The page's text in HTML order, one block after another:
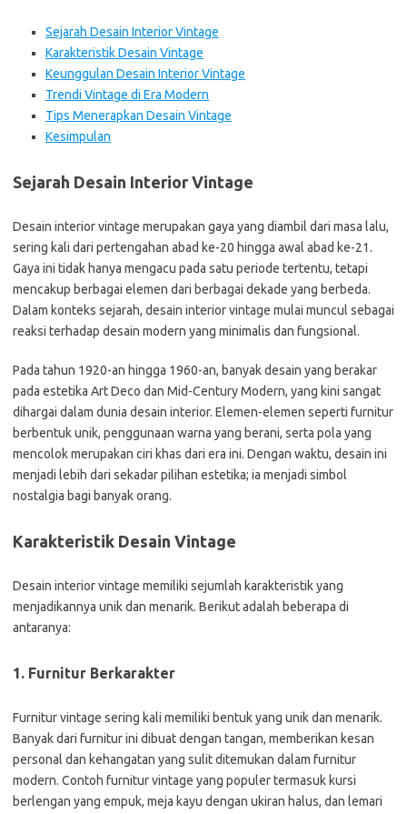
Sejarah Desain Interior Vintage
Karakteristik Desain Vintage
Keunggulan Desain Interior Vintage
Trendi Vintage di Era Modern
Tips Menerapkan Desain Vintage
Kesimpulan
Sejarah Desain Interior Vintage
Desain interior vintage merupakan gaya yang diambil dari masa lalu,
sering kali dari pertengahan abad ke-20 hingga awal abad ke-21.
Gaya ini tidak hanya mengacu pada satu periode tertentu, tetapi
mencakup berbagai elemen dari berbagai dekade yang berbeda.
Dalam konteks sejarah, desain interior vintage mulai muncul sebagai
reaksi terhadap desain modern yang minimalis dan fungsional.
Pada tahun 1920-an hingga 1960-an, banyak desain yang berakar
pada estetika Art Deco dan Mid-Century Modern, yang kini sangat
dihargai dalam dunia desain interior. Elemen-elemen seperti furnitur
berbentuk unik, penggunaan warna yang berani, serta pola yang
mencolok merupakan ciri khas dari era ini. Dengan waktu, desain ini
menjadi lebih dari sekadar pilihan estetika; ia menjadi simbol
nostalgia bagi banyak orang.
Karakteristik Desain Vintage
Desain interior vintage memiliki sejumlah karakteristik yang
menjadikannya unik dan menarik. Berikut adalah beberapa di
antaranya:
1. Furnitur Berkarakter
Furnitur vintage sering kali memiliki bentuk yang unik dan menarik.
Banyak dari furnitur ini dibuat dengan tangan, memberikan kesan
personal dan kehangatan yang sulit ditemukan dalam furnitur
modern. Contoh furnitur vintage yang populer termasuk kursi
berlengan yang empuk, meja kayu dengan ukiran halus, dan lemari